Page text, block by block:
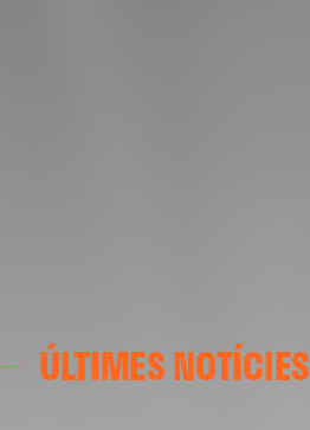
ÚLTIMES NOTÍCIES